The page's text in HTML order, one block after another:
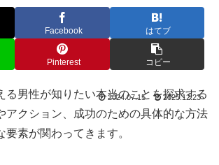
Facebook はてブ
Pinterest コピー
2024.07.15 2025.12.23
る男性が知りたい本当のことを探求する
アクション、成功のための具体的な方法
要素が関わってきます。